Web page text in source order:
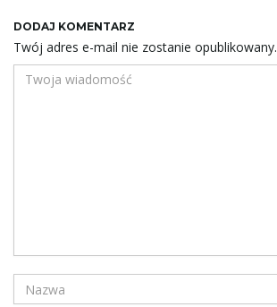
DODAJ KOMENTARZ
Twój adres e-mail nie zostanie opublikowany.